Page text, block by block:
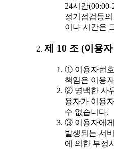
24시간
정기점검등
이나 시간은
제 10 조 (이용
① 이용자번호
책임은 이용
② 명백한 사
용자가 이용
수 없습니다.
③ 이용자에
발생되는 서
에 의한 부정